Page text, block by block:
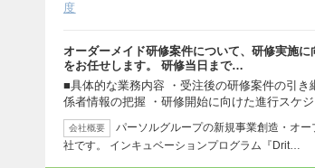
度
オーダーメイド研修案件について、研修実施
をお任せします。 研修当日まで…
■具体的な業務内容 ・受注後の研修案件の引
係者情報の把握 ・研修開始に向けた進行スケ
会社概要
パーソルグループの新規事業創造・オ
社です。 インキュベーションプログラム『Drit…